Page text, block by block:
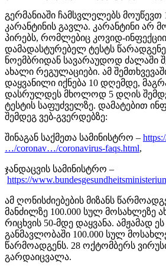
გერმანიაში ჩამსვლელებს მოუწევთ
კარანტინის გავლა. კარანტინი არ
პირებს, რომლებიც კოვიდ-
დამადასტურებელ ტესტს
ნოემბრიდან სავარაუდოდ ძალაში
ახალი რეგულაციები. ამ
დაყვანილი იქნება 10 დღემდე,
დასრულდეს მხოლოდ 5 დღის
ტესტის საფუძველზე. დამატებით
შემდეგ ვებ-გვერდებზე:
შინაგან საქმეთა სამინისტრო –
…/coronav…/coronavirus-faqs.html,
ჯანდაცვის სამინისტრო –
https://
ამ ღონისძიებების მიზანს
მანძილზე 100.000 სულ მოსახლეზე
რიცხვის 50-მდე დაყვანა. ამჟამად
განმავლობაში 100.000 სულ
წარმოადგენს. 28 ოქტომბერს
გარდაიცვალა.